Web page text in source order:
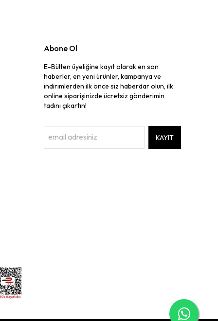
Abone Ol
E-Bülten üyeliğine kayıt olarak en son
haberler, en yeni ürünler, kampanya ve
indirimlerden ilk önce siz haberdar olun, ilk
online siparişinizde ücretsiz gönderimin
tadını çıkartın!
KAYIT